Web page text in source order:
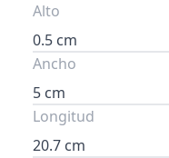
Alto
0.5 cm
Ancho
5 cm
Longitud
20.7 cm